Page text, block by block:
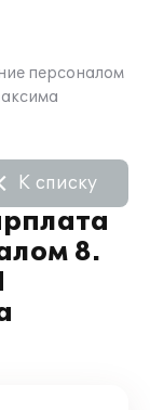
персоналом
8.
К списку